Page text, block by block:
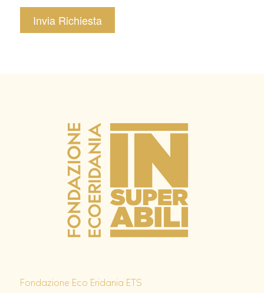
Fondazione Eco Eridania ETS